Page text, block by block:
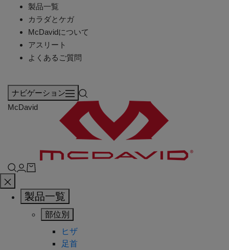
製品一覧
カラダとケガ
McDavidについて
アスリート
よくあるご質問
ナビゲーション
McDavid
製品一覧
部位別
ヒザ
足首